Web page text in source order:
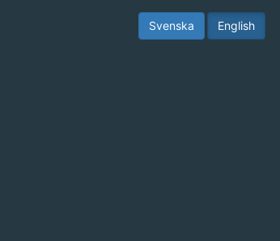
English
Svenska